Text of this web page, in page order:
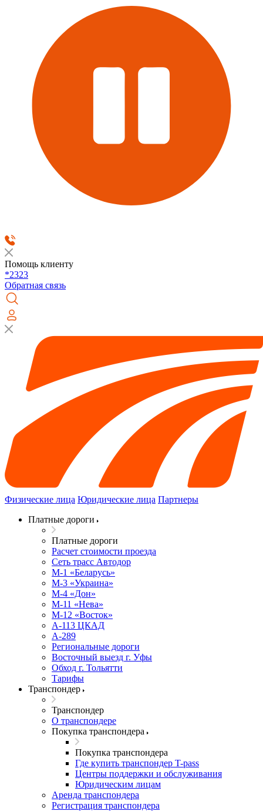
Помощь клиенту
*2323
Обратная связь
Физические лица Юридические лица Партнеры
Платные дороги
Платные дороги
Расчет стоимости проезда
Сеть трасс Автодор
М-1 «Беларусь»
М-3 «Украина»
М-4 «Дон»
М-11 «Нева»
М-12 «Восток»
А-113 ЦКАД
А-289
Региональные дороги
Восточный выезд г. Уфы
Обход г. Тольятти
Тарифы
Транспондер
Транспондер
О транспондере
Покупка транспондера
Покупка транспондера
Где купить транспондер T-pass
Центры поддержки и обслуживания
Юридическим лицам
Аренда транспондера
Регистрация транспондера